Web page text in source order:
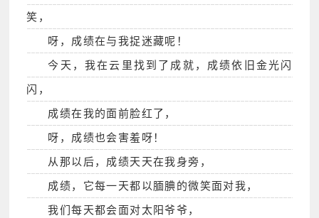
笑，
呀，成绩在与我捉迷藏呢！
今天，我在云里找到了成就，成绩依旧金光闪
闪，
成绩在我的面前脸红了，
呀，成绩也会害羞呀！
从那以后，成绩天天在我身旁，
成绩，它每一天都以腼腆的微笑面对我，
我们每天都会面对太阳爷爷，